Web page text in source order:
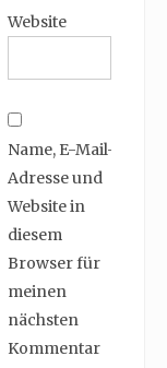
Website
Name, E-Mail-
Adresse und
Website in
diesem
Browser für
meinen
nächsten
Kommentar